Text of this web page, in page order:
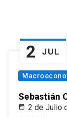
2 JUL
Sebastián
2 de Julio